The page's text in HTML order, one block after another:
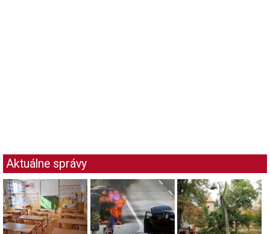
Aktuálne správy